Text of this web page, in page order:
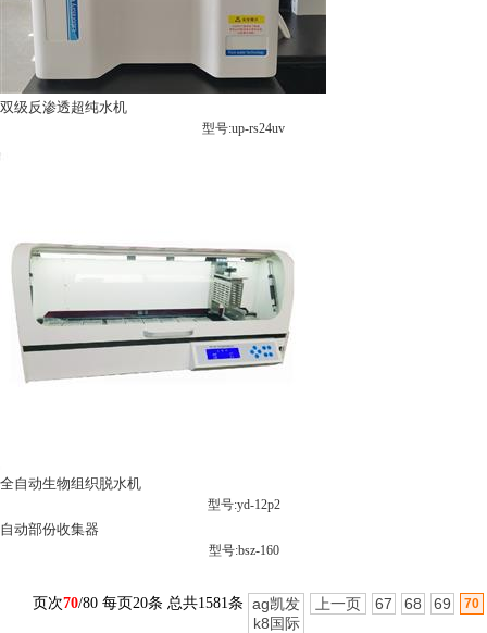
双级反渗透超纯水机
型号:up-rs24uv
全自动生物组织脱水机
型号:yd-12p2
自动部份收集器
型号:bsz-160
页次70/80 每页20条 总共1581条 ag凯发
k8国际
上一页 67 68 69 70